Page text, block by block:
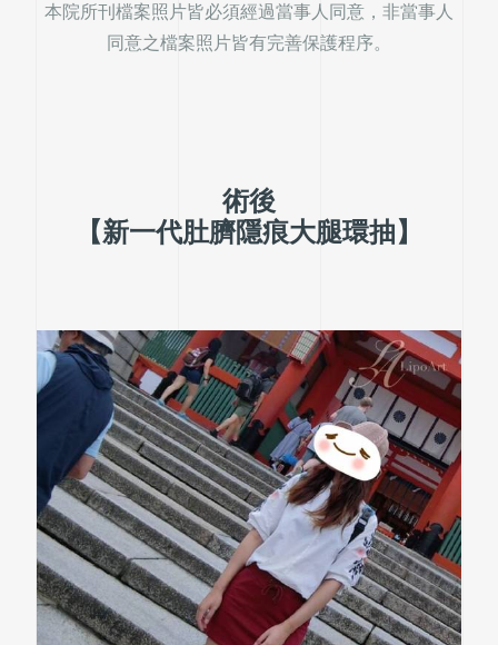
本院所刊檔案照片皆必須經過當事人同意，非當事人
同意之檔案照片皆有完善保護程序。
術後
【新一代肚臍隱痕大腿環抽】